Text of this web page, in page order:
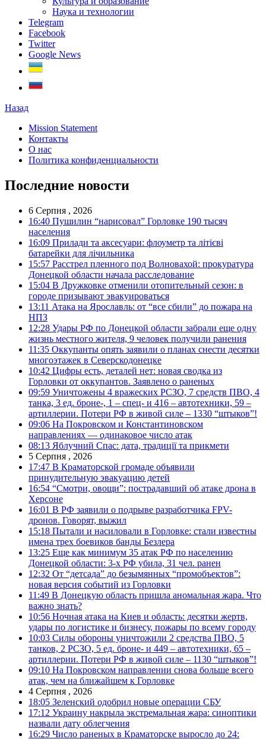
Наука и технологии
Telegram
Facebook
Twitter
Google News
Назад
Mission Statement
Контакты
О нас
Политика конфиденциальности
Последние новости
6 Серпня , 2026
16:40 Пушилин “нарисовал” Горловке 190 тысяч
населения
16:09 Прилади та аксесуари: флоуметр та літієві
батарейки для лічильника
15:57 Расстрел пленного под Волновахой: прокуратура
Донецкой области начала расследование
15:04 В Дружковке отменили отопительный сезон: в
городе призывают эвакуироваться
13:11 Атака на Ярославль: от “все сбили” до пожара на
НПЗ
12:28 Удары РФ по Донецкой области забрали еще одну
жизнь местного жителя, 9 человек получили ранения
11:35 Оккупанты опять заявили о планах снести десятки
многоэтажек в Северскодонецке
10:42 Цифры есть, деталей нет: новая сводка из
Горловки от оккупантов. Заявлено о раненых
09:59 Уничтожены 4 вражеских РСЗО, 7 средств ПВО, 4
танка, 3 ед. броне-, 1 – спец- и 416 – автотехники, 59 –
артиллерии. Потери РФ в живой силе – 1330 “штыков”!
09:06 На Покровском и Константиновском
направлениях — одинаковое число атак
08:13 Яблучний Спас: дата, традиції та прикмети
5 Серпня , 2026
17:47 В Краматорской громаде объявили
принудительную эвакуацию детей
16:54 “Смотри, овощи”: пострадавший об атаке дрона в
Херсоне
16:01 В РФ заявили о подрыве разработчика FPV-
дронов. Говорят, выжил
15:18 Пытали и насиловали в Горловке: стали известны
имена трех боевиков банды Безлера
13:25 Еще как минимум 35 атак РФ по населению
Донецкой области: 3-х РФ убила, 31 чел. ранен
12:32 От “детсада” до безымянных “промобъектов”:
новая версия событий из Горловки
11:49 В Донецкую область пришла аномальная жара. Что
важно знать?
10:56 Ночная атака на Киев и область: десятки жертв,
удары по логистике и бизнесу, пожары по всему городу
10:03 Силы обороны уничтожили 2 средства ПВО, 5
танков, 2 РСЗО, 5 ед. броне- и 449 – автотехники, 65 –
артиллерии. Потери РФ в живой силе – 1130 “штыков”!
09:10 На Покровском направлении снова больше всего
атак, чем на ближайшем к Горловке
4 Серпня , 2026
18:05 Зеленский одобрил новые операции СБУ
17:12 Украину накрыла экстремальная жара: синоптики
назвали дату облегчения
16:29 Число раненых в Краматорске выросло до 24: